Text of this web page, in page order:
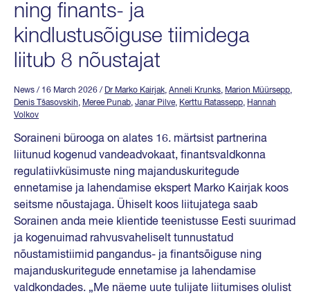
ning finants- ja
kindlustusõiguse tiimidega
liitub 8 nõustajat
News / 16 March 2026 / Dr Marko Kairjak, Anneli Krunks, Marion Müürsepp,
Denis Tšasovskih, Meree Punab, Janar Pilve, Kerttu Ratassepp, Hannah
Volkov
Soraineni bürooga on alates 16. märtsist partnerina
liitunud kogenud vandeadvokaat, finantsvaldkonna
regulatiivküsimuste ning majanduskuritegude
ennetamise ja lahendamise ekspert Marko Kairjak koos
seitsme nõustajaga. Ühiselt koos liitujatega saab
Sorainen anda meie klientide teenistusse Eesti suurimad
ja kogenuimad rahvusvaheliselt tunnustatud
nõustamistiimid pangandus- ja finantsõiguse ning
majanduskuritegude ennetamise ja lahendamise
valdkondades. „Me näeme uute tulijate liitumises olulist